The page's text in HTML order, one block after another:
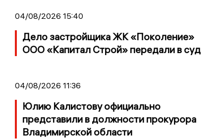
04/08/2026 15:40
Дело застройщика ЖК «Поколение»
ООО «Капитал Строй» передали в суд
04/08/2026 11:36
Юлию Калистову официально
представили в должности прокурора
Владимирской области